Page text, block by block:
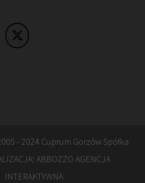
- 2024 Cuprum Gorzów Spółka
ABBOZZO AGENCJA
INTERAKTYWNA